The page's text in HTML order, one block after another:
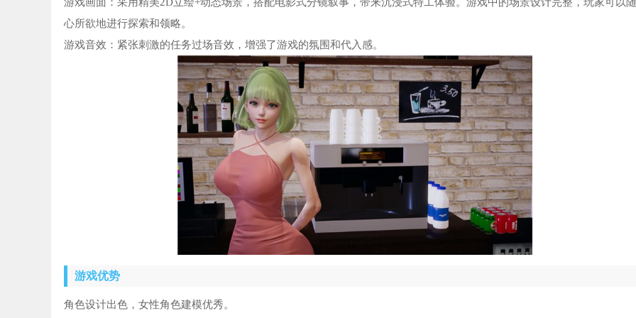
游戏画面：采用精美2D立绘+动态场景，搭配电影式分镜叙事，带来沉浸式特工体验。游戏中的场景设计完整，玩家可以随
心所欲地进行探索和领略。
游戏音效：紧张刺激的任务过场音效，增强了游戏的氛围和代入感。
游戏优势
角色设计出色，女性角色建模优秀。